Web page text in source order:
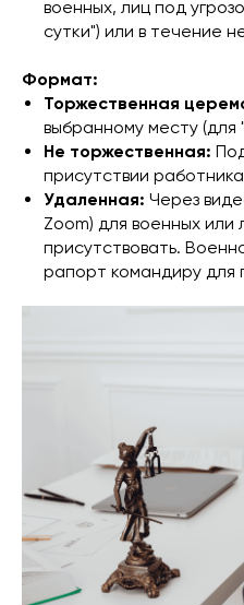
военных, лиц под
сутки") или в течение
Формат:
Торжественная
выбранному месту (для
Не торжественная:
присутствии
Удаленная: Через
Zoom) для военных или
присутствовать.
рапорт командиру для